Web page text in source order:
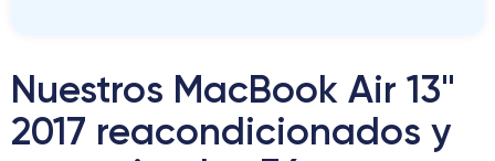
Nuestros MacBook Air 13"
2017 reacondicionados y